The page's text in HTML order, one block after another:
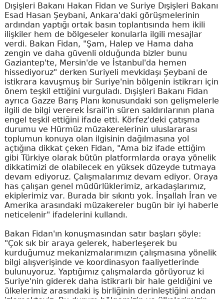
Dışişleri Bakanı Hakan Fidan ve Suriye Dışişleri Bakanı
Esad Hasan Şeybani, Ankara'daki görüşmelerinin
ardından yaptığı ortak basın toplantısında hem ikili
ilişkiler hem de bölgeseler konularla ilgili mesajlar
verdi. Bakan Fidan, "Şam, Halep ve Hama daha
zengin ve daha güvenli olduğunda bizler bunu
Gaziantep'te, Mersin'de ve İstanbul'da hemen
hissediyoruz" derken Suriyeli mevkidaşı Şeybani de
istikrara kavuşmuş bir Suriye'nin bölgenin istikrarı için
önem teşkil ettiğini vurguladı. Dışişleri Bakanı Fidan
ayrıca Gazze Barış Planı konusundaki son gelişmelerle
ilgili de bilgi vererek İsrail'in süren saldırılarının plana
engel teşkil ettiğini ifade etti. Körfez'deki çatışma
durumu ve Hürmüz müzakerelerinin uluslararası
toplumun konuya olan ilgisinin dağılmasına yol
açtığına dikkat çeken Fidan, "Ama biz ifade ettiğim
gibi Türkiye olarak bütün platformlarda oraya yönelik
dikkatimizi de olabilecek en yüksek düzeyde tutmaya
devam ediyoruz. Çalışmalarımız devam ediyor. Oraya
has çalışan genel müdürlüklerimiz, arkadaşlarımız,
ekiplerimiz var. Burada bir sıkıntı yok. İnşallah İran ve
Amerika arasındaki müzakereler bugün bir iyi haberle
neticelenir" ifadelerini kullandı.
Bakan Fidan'ın konuşmasından satır başları şöyle:
"Çok sık bir araya gelerek, haberleşerek bu
kurduğumuz mekanizmalarımızın çalışmasına yönelik
bilgi alışverişinde ve koordinasyon faaliyetlerinde
bulunuyoruz. Yaptığımız çalışmalarda görüyoruz ki
Suriye'nin giderek daha istikrarlı bir hale geldiğini ve
ülkelerimiz arasındaki iş birliğinin derinleştiğini andan